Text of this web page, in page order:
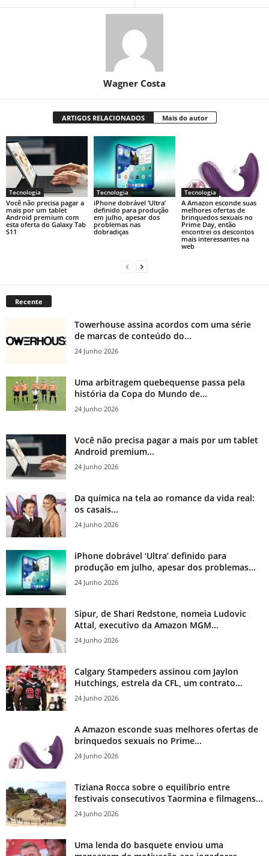
Wagner Costa
ARTIGOS RELACIONADOS Mais do autor
Tecnologia
Você não precisa pagar a
mais por um tablet
Android premium com
esta oferta do Galaxy Tab
S11
Tecnologia
iPhone dobrável ‘Ultra’
definido para produção
em julho, apesar dos
problemas nas
dobradiças
Tecnologia
A Amazon esconde suas
melhores ofertas de
brinquedos sexuais no
Prime Day, então
encontrei os descontos
mais interessantes na
web
Recente
Towerhouse assina acordos com uma série
de marcas de conteúdo do...
24 Junho 2026
Uma arbitragem quebequense passa pela
história da Copa do Mundo de...
24 Junho 2026
Você não precisa pagar a mais por um tablet
Android premium...
24 Junho 2026
Da química na tela ao romance da vida real:
os casais...
24 Junho 2026
iPhone dobrável ‘Ultra’ definido para
produção em julho, apesar dos problemas...
24 Junho 2026
Sipur, de Shari Redstone, nomeia Ludovic
Attal, executivo da Amazon MGM...
24 Junho 2026
Calgary Stampeders assinou com Jaylon
Hutchings, estrela da CFL, um contrato...
24 Junho 2026
A Amazon esconde suas melhores ofertas de
brinquedos sexuais no Prime...
24 Junho 2026
Tiziana Rocca sobre o equilíbrio entre
festivais consecutivos Taormina e filmagens...
24 Junho 2026
Uma lenda do basquete enviou uma